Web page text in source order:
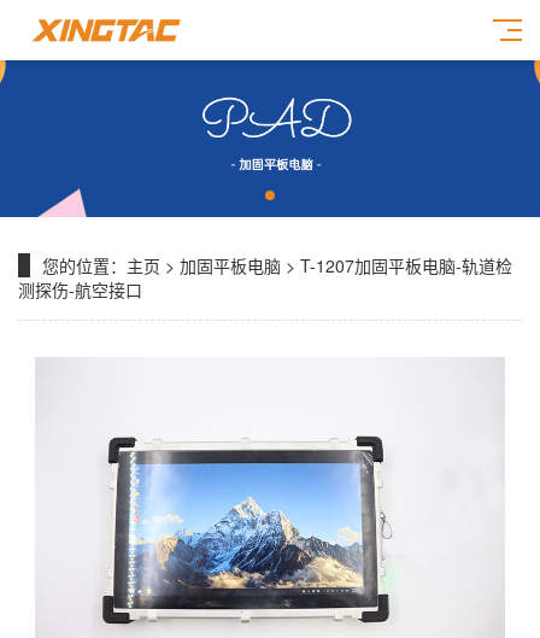
您的位置： 主页 > 加固平板电脑 > T-1207加固平板电脑-轨道检
测探伤-航空接口